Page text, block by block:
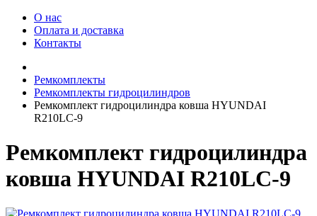
О нас
Оплата и доставка
Контакты
Ремкомплекты
Ремкомплекты гидроцилиндров
Ремкомплект гидроцилиндра ковша HYUNDAI
R210LC-9
Ремкомплект гидроцилиндра
ковша HYUNDAI R210LC-9